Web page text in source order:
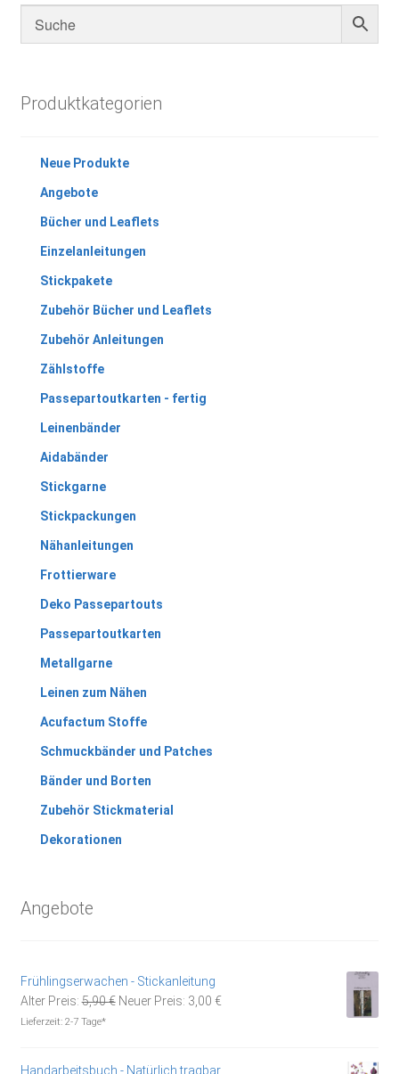
Produktkategorien
Neue Produkte
Angebote
Bücher und Leaflets
Einzelanleitungen
Stickpakete
Zubehör Bücher und Leaflets
Zubehör Anleitungen
Zählstoffe
Passepartoutkarten - fertig
Leinenbänder
Aidabänder
Stickgarne
Stickpackungen
Nähanleitungen
Frottierware
Deko Passepartouts
Passepartoutkarten
Metallgarne
Leinen zum Nähen
Acufactum Stoffe
Schmuckbänder und Patches
Bänder und Borten
Zubehör Stickmaterial
Dekorationen
Angebote
Frühlingserwachen - Stickanleitung
Alter Preis: 5,90€ Ursprünglicher
Neuer Preis: 3,00 €Aktueller
Lieferzeit: 2-7 Tage*
Handarbeitsbuch - Natürlich tragbar